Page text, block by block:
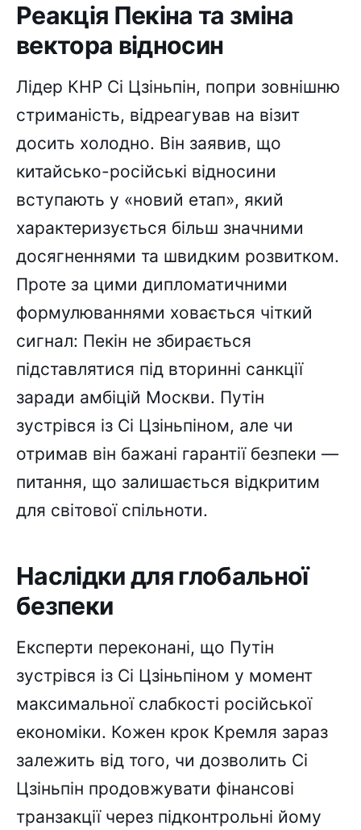
Реакція Пекіна та зміна
вектора відносин
Лідер КНР Сі Цзіньпін, попри зовнішню
стриманість, відреагував на візит
досить холодно. Він заявив, що
китайсько-російські відносини
вступають у «новий етап», який
характеризується більш значними
досягненнями та швидким розвитком.
Проте за цими дипломатичними
формулюваннями ховається чіткий
сигнал: Пекін не збирається
підставлятися під вторинні санкції
заради амбіцій Москви. Путін
зустрівся із Сі Цзіньпіном, але чи
отримав він бажані гарантії безпеки —
питання, що залишається відкритим
для світової спільноти.
Наслідки для глобальної
безпеки
Експерти переконані, що Путін
зустрівся із Сі Цзіньпіном у момент
максимальної слабкості російської
економіки. Кожен крок Кремля зараз
залежить від того, чи дозволить Сі
Цзіньпін продовжувати фінансові
транзакції через підконтрольні йому